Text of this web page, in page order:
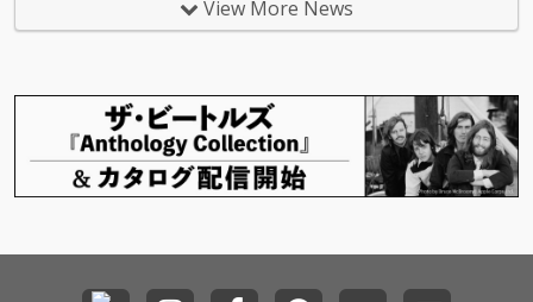
クビデオの監督はKento Takah
ashiが担当。AIの目線から見
ングと、叙情的なメロディライ
ンが融合した本作。色彩が移ろ
る。
View More News